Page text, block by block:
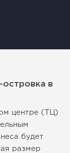
островка в
центре (ТЦ)
будет
размер